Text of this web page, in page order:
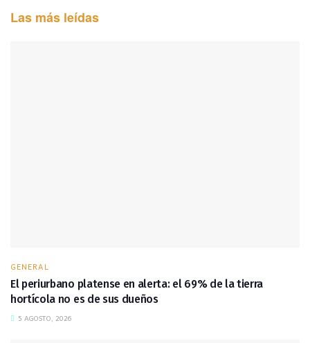
Las más leídas
GENERAL
El periurbano platense en alerta: el 69% de la tierra
hortícola no es de sus dueños
5 AGOSTO, 2026